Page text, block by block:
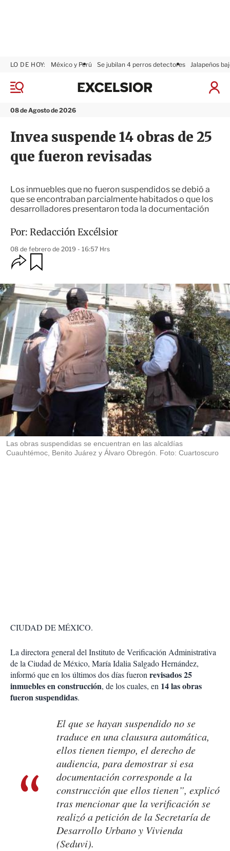
M
n
08 de Agosto de 2026
LO DE HOY: México y Perú Se jubilan 4 perros detectores Jalapeños
I
x
i
Invea suspende 14 obras de 25
que fueron revisadas
Los inmuebles que no fueron suspendidos se debió a
que se encontraban parcialmente habitados o que los
desarrolladores presentaron toda la documentación
Por: Redacción Excélsior
08 de febrero de 2019 - 16:57 Hrs
O
p
i
o
n
s
d
e
c
t
i
r
d
a
r
Las obras suspendidas se encuentran en las alcaldías
Cuauhtémoc, Benito Juárez y Álvaro Obregón. Foto: Cuartoscuro
CIUDAD DE MÉXICO.
La directora general del Instituto de Verificación Administrativa
de la Ciudad de México, María Idalia Salgado Hernández,
informó que en los últimos dos días fueronrevisados 25
inmuebles en construcción, de los cuales, en 14 las obras
fueron suspendidas.
El que se hayan suspendido no se
traduce en una clausura automática,
ellos tienen tiempo, el derecho de
audiencia, para demostrar si esa
documentación corresponde a la
construcción que ellos tienen”, explicó
tras mencionar que la verificación se
realizó a petición de la Secretaría de
Desarrollo Urbano y Vivienda
(Seduvi).